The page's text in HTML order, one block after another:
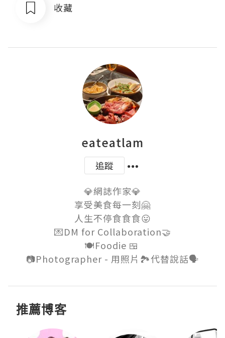
收藏
eateatlam
追蹤
💎網誌作家💎
享受美食每一刻🤗
人生不停食食食😛
💌DM for Collaboration🤝
🍽Foodie 🍱
推薦博客